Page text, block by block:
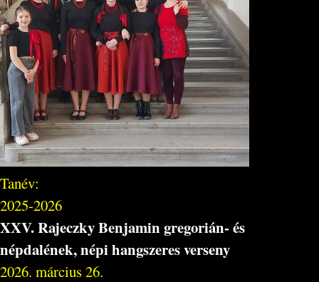
Tanév:
2025-2026
XXV. Rajeczky Benjamin gregorián- és
népdalének, népi hangszeres verseny
2026. március 26.